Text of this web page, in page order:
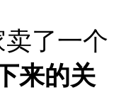
了一个
来的关